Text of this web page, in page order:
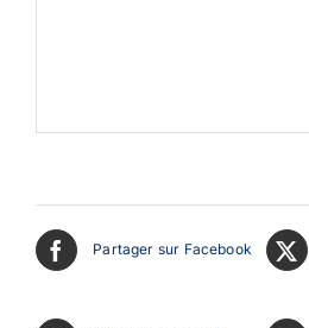
Partager sur Facebook